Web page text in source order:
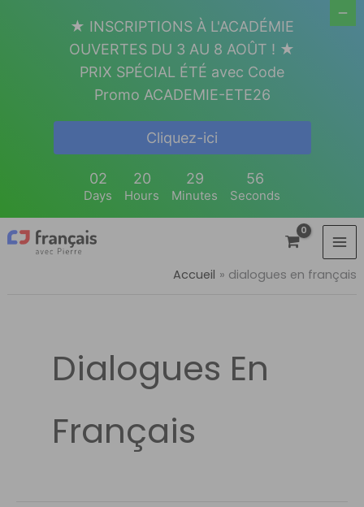
Accueil dialogues en français
Dialogues En
Français
★ INSCRIPTIONS À L'ACADÉMIE
OUVERTES DU 3 AU 8 AOÛT ! ★
PRIX SPÉCIAL ÉTÉ avec Code
Promo ACADEMIE-ETE26
Cliquez-ici
02
Days
20
Hours
29
Minutes
55
Seconds